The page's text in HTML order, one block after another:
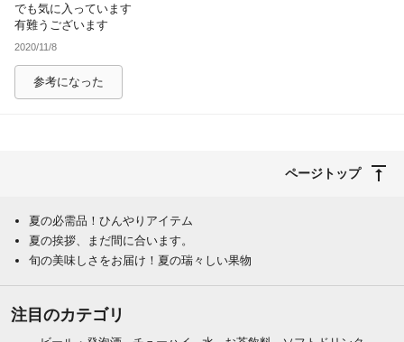
でも気に入っています
有難うございます
2020/11/8
参考になった
ページトップ
夏の必需品！ひんやりアイテム
夏の挨拶、まだ間に合います。
旬の美味しさをお届け！夏の瑞々しい果物
注目のカテゴリ